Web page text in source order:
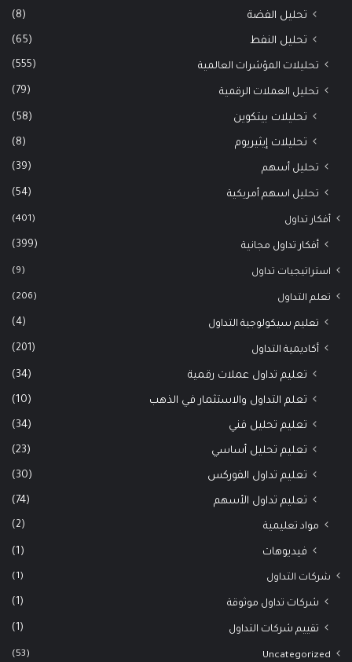
تحليل الفضة (8)
تحليل النفط (65)
تحليلات المؤشرات العالمية (555)
تحليل العملات الرقمية (79)
تحليلات بيتكوين (58)
تحليلات إيثيريوم (8)
تحليل أسهم (39)
تحليل اسهم أمريكية (54)
أفكار تداول (401)
أفكار تداول مجانية (399)
استراتيجيات تداول (9)
تعلم التداول (206)
تعليم سيكولوجية التداول (4)
أكاديمية التداول (201)
تعليم تداول عملات رقمية (34)
تعلم التداول والاستثمار في الذهب (10)
تعليم تحليل فني (34)
تعليم تحليل أساسي (23)
تعليم تداول الفوركس (30)
تعليم تداول الأسهم (74)
مواد تعليمية (2)
فيديوهات (1)
شركات التداول (1)
شركات تداول موثوقة (1)
تقييم شركات التداول (1)
Uncategorized
(53)